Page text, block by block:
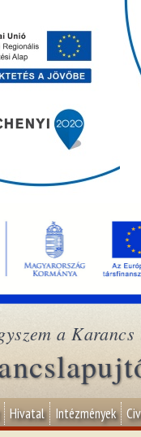
a
Hivatal Intézmények